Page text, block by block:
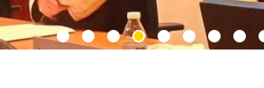
committees